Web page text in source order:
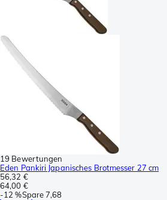
19 Bewertungen
Eden Pankiri Japanisches Brotmesser 27 cm
56,32 €
64,00 €
-12 %Spare7,68